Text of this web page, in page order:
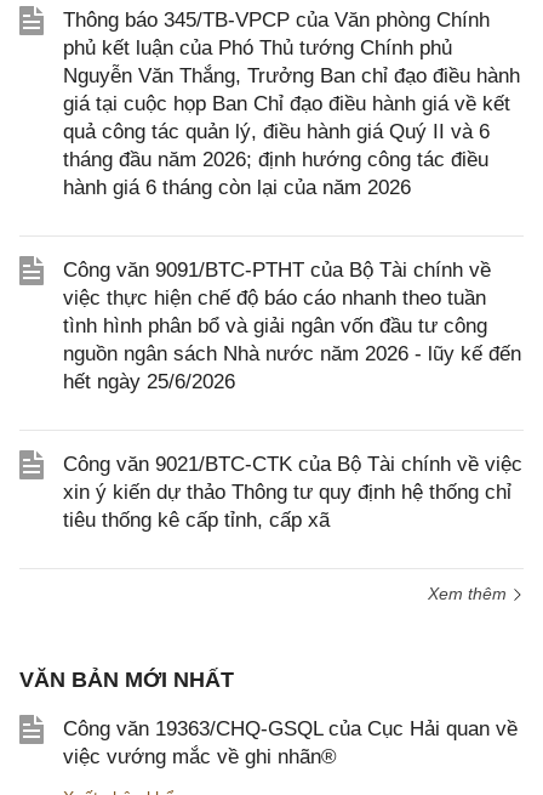
Thông báo 345/TB-VPCP của Văn phòng Chính
phủ kết luận của Phó Thủ tướng Chính phủ
Nguyễn Văn Thắng, Trưởng Ban chỉ đạo điều hành
giá tại cuộc họp Ban Chỉ đạo điều hành giá về kết
quả công tác quản lý, điều hành giá Quý II và 6
tháng đầu năm 2026; định hướng công tác điều
hành giá 6 tháng còn lại của năm 2026
Công văn 9091/BTC-PTHT của Bộ Tài chính về
việc thực hiện chế độ báo cáo nhanh theo tuần
tình hình phân bổ và giải ngân vốn đầu tư công
nguồn ngân sách Nhà nước năm 2026 - lũy kế đến
hết ngày 25/6/2026
Công văn 9021/BTC-CTK của Bộ Tài chính về việc
xin ý kiến dự thảo Thông tư quy định hệ thống chỉ
tiêu thống kê cấp tỉnh, cấp xã
Xem thêm
VĂN BẢN MỚI NHẤT
Công văn 19363/CHQ-GSQL của Cục Hải quan về
việc vướng mắc về ghi nhãn®